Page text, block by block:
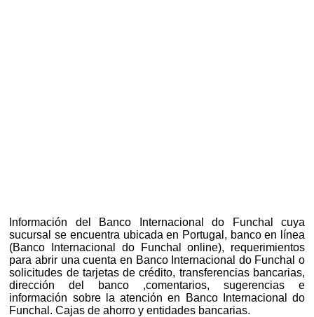
Información del Banco Internacional do Funchal cuya
sucursal se encuentra ubicada en Portugal, banco en línea
(Banco Internacional do Funchal online), requerimientos
para abrir una cuenta en Banco Internacional do Funchal o
solicitudes de tarjetas de crédito, transferencias bancarias,
dirección del banco ,comentarios, sugerencias e
información sobre la atención en Banco Internacional do
Funchal. Cajas de ahorro y entidades bancarias.